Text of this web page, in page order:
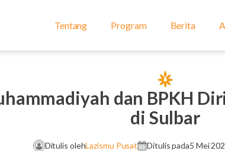
Tentang Program Berita
dan BPKH
di Sulbar
Ditulis olehLazismu Pusat Ditulis pada5 Mei